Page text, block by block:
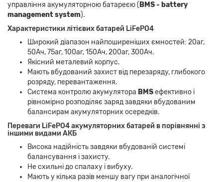
управління акумуляторною батареєю (BMS - battery
management system).
Характеристики літієвих батарей LiFePO4
Широкий діапазон найпоширеніших ємностей: 20аг,
50Ач, 75аг, 100аг, 150Ач, 200аг, 300Ач.
Якісний металевий корпус.
Мають вбудований захист від перезаряду, глибокого
розряду, перевантаження.
Система контролю акумулятора BMSефективно і
рівномірно розподіляє заряд завдяки вбудованим
балансирам акумуляторних осередків.
Переваги LiFePO4 акумуляторних батарей в порівнянні з
іншими видами АКБ
Висока надійність завдяки вбудованій системі
балансування і захисту.
Не схильні до спалаху і вибуху.
Мають у кілька разів меншу вагу при аналогічної